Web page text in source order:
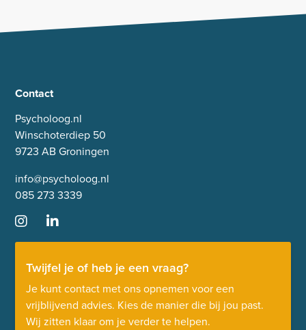
Contact
Psycholoog.nl
Winschoterdiep 50
9723 AB Groningen
info@psycholoog.nl
085 273 3339
Twijfel je of heb je een vraag?
Je kunt contact met ons opnemen voor een
vrijblijvend advies. Kies de manier die bij jou past.
Wij zitten klaar om je verder te helpen.